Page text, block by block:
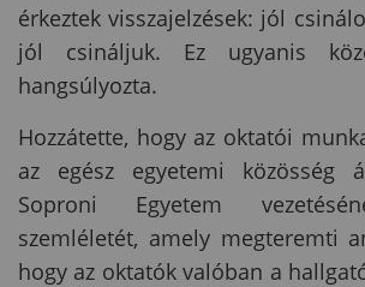
érkeztek visszajelzések: jól
jól csináljuk. Ez ugyanis
hangsúlyozta.
Hozzátette, hogy az oktatói
az egész egyetemi közösség
Soproni Egyetem
szemléletét, amely megteremti
hogy az oktatók valóban a